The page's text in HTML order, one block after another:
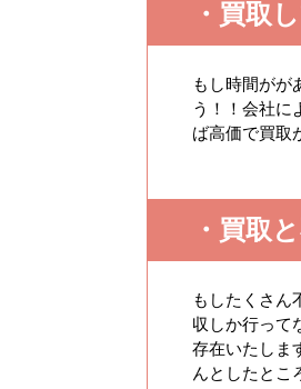
・買取
もし時間がが
う！！会社に
ば高価で買取
・買取
もしたくさん
収しか行って
存在いたしま
んとしたとこ